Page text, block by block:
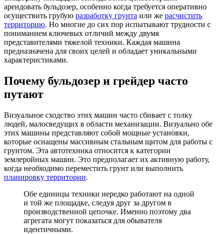
арендовать бульдозер, особенно когда требуется оперативно
осуществить грубую разработку грунта или же расчистить
территорию. Но многие до сих пор испытывают трудности с
пониманием ключевых отличий между двумя
представителями тяжелой техники. Каждая машина
предназначена для своих целей и обладает уникальными
характеристиками.
Почему бульдозер и грейдер часто
путают
Визуальное сходство этих машин часто сбивает с толку
людей, малосведущих в области механизации. Визуально обе
этих машины представляют собой мощные установки,
которые оснащены массивным стальным щитом для работы с
грунтом. Эта автотехника относится к категории
землеройных машин. Это предполагает их активную работу,
когда необходимо переместить грунт или выполнить
планировку территории.
Обе единицы техники нередко работают на одной
и той же площадке, следуя друг за другом в
производственной цепочке. Именно поэтому два
агрегата могут показаться для обывателя
идентичными.